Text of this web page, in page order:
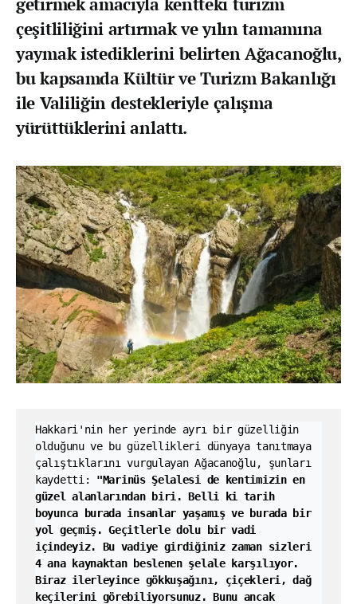
çeşitliliğini artırmak ve yılın tamamına
yaymak istediklerini belirten Ağacanoğlu,
bu kapsamda Kültür ve Turizm Bakanlığı
ile Valiliğin destekleriyle çalışma
yürüttüklerini anlattı.
Hakkari'nin her yerinde ayrı bir güzelliğin
olduğunu ve bu güzellikleri dünyaya tanıtmaya
çalıştıklarını vurgulayan Ağacanoğlu, şunları
kaydetti: "Marinüs Şelalesi de kentimizin en
güzel alanlarından biri. Belli ki tarih
boyunca burada insanlar yaşamış ve burada bir
yol geçmiş. Geçitlerle dolu bir vadi
içindeyiz. Bu vadiye girdiğiniz zaman sizleri
4 ana kaynaktan beslenen şelale karşılıyor.
Biraz ilerleyince gökkuşağını, çiçekleri, dağ
keçilerini görebiliyorsunuz. Bunu ancak